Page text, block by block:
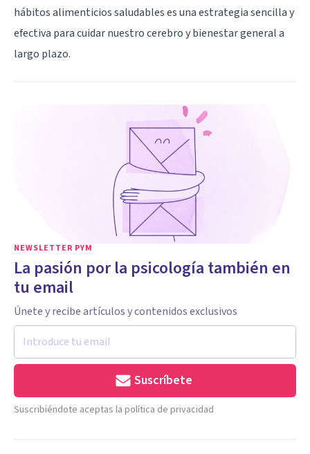
hábitos alimenticios saludables es una estrategia sencilla y
efectiva para cuidar nuestro cerebro y bienestar general a
largo plazo.
NEWSLETTER PYM
La pasión por la psicología también en
tu email
Únete y recibe artículos y contenidos exclusivos
Suscríbete
Suscribiéndote aceptas la política de privacidad